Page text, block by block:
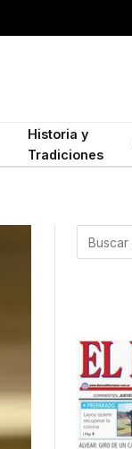
Historia y
Tradiciones